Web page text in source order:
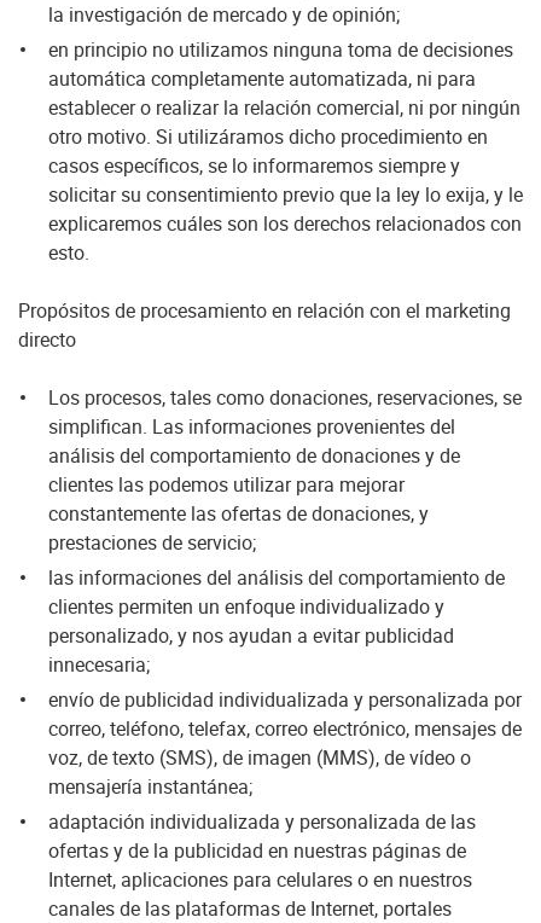
la investigación de mercado y de opinión;
en principio no utilizamos ninguna toma de decisiones
automática completamente automatizada, ni para
establecer o realizar la relación comercial, ni por ningún
otro motivo. Si utilizáramos dicho procedimiento en
casos específicos, se lo informaremos siempre y
solicitar su consentimiento previo que la ley lo exija, y le
explicaremos cuáles son los derechos relacionados con
esto.
Propósitos de procesamiento en relación con el marketing
directo
Los procesos, tales como donaciones, reservaciones, se
simplifican. Las informaciones provenientes del
análisis del comportamiento de donaciones y de
clientes las podemos utilizar para mejorar
constantemente las ofertas de donaciones, y
prestaciones de servicio;
las informaciones del análisis del comportamiento de
clientes permiten un enfoque individualizado y
personalizado, y nos ayudan a evitar publicidad
innecesaria;
envío de publicidad individualizada y personalizada por
correo, teléfono, telefax, correo electrónico, mensajes de
voz, de texto (SMS), de imagen (MMS), de vídeo o
mensajería instantánea;
adaptación individualizada y personalizada de las
ofertas y de la publicidad en nuestras páginas de
Internet, aplicaciones para celulares o en nuestros
canales de las plataformas de Internet, portales